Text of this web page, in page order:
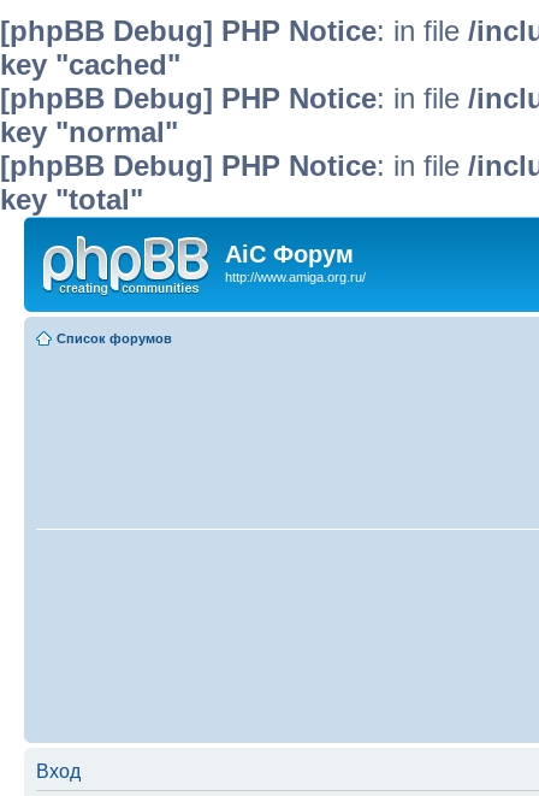
[phpBB Debug] PHP Notice: in file /
key "cached"
[phpBB Debug] PHP Notice: in file /
key "normal"
[phpBB Debug] PHP Notice: in file /
key "total"
AiC Форум
http://www.amiga.org.ru/
Список форумов
Вход